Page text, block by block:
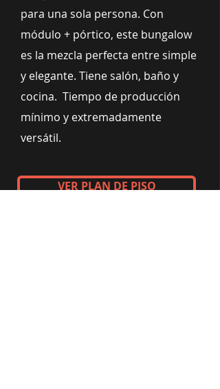
para una sola persona. Con
módulo + pórtico, este bungalow
es la mezcla perfecta entre simple
y elegante. Tiene salón, baño y
cocina. Tiempo de producción
mínimo y extremadamente
versátil.
VER PLAN DE PISO